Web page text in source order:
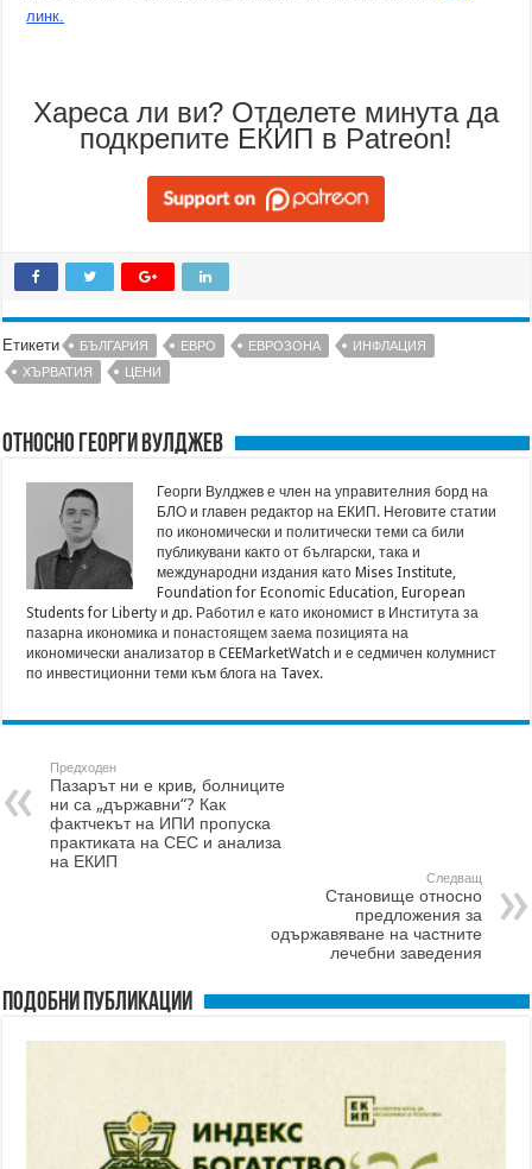
линк.
Хареса ли ви? Отделете минута да
подкрепите ЕКИП в Patreon!
Етикети БЪЛГАРИЯ ЕВРО ЕВРОЗОНА
ИНФЛАЦИЯ
ХЪРВАТИЯ
ЦЕНИ
Относно Георги Вулджев
Георги Вулджев е член на управителния борд на
БЛО и главен редактор на ЕКИП. Неговите статии
по икономически и политически теми са били
публикувани както от български, така и
международни издания като Mises Institute,
Foundation for Economic Education, European
Students for Liberty и др. Работил е като икономист в Института за
пазарна икономика и понастоящем заема позицията на
икономически анализатор в CEEMarketWatch и е седмичен колумнист
по инвестиционни теми към блога на Tavex.
Предходен
Пазарът ни е крив, болниците
ни са „държавни“? Как
фактчекът на ИПИ пропуска
практиката на СЕС и анализа
на ЕКИП
Следващ
Становище относно
предложения за
одържавяване на частните
лечебни заведения
Подобни публикации